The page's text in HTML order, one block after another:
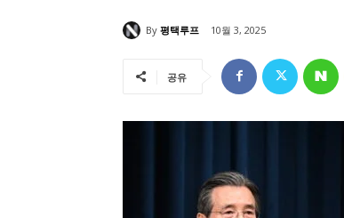
By 평택루프 10월 3, 2025
공유